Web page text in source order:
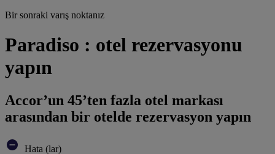
Bir sonraki varış noktanız
Paradiso : otel rezervasyonu
yapın
Accor’un 45’ten fazla otel markası
arasından bir otelde rezervasyon yapın
Hata (lar)